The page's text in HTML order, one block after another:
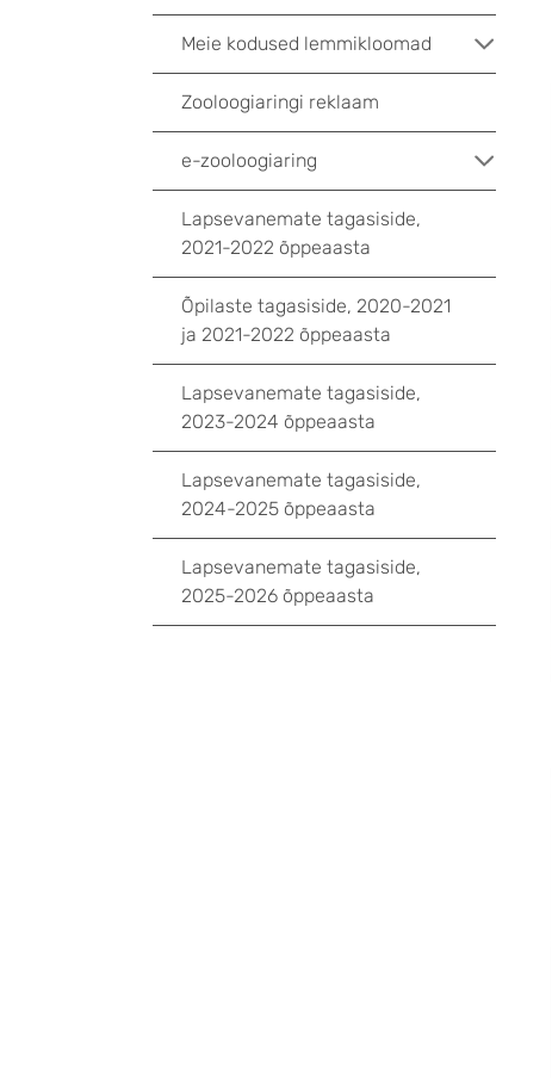
Meie kodused lemmikloomad
Zooloogiaringi reklaam
e-zooloogiaring
Lapsevanemate tagasiside,
2021-2022 õppeaasta
Õpilaste tagasiside, 2020-2021
ja 2021-2022 õppeaasta
Lapsevanemate tagasiside,
2023-2024 õppeaasta
Lapsevanemate tagasiside,
2024-2025 õppeaasta
Lapsevanemate tagasiside,
2025-2026 õppeaasta